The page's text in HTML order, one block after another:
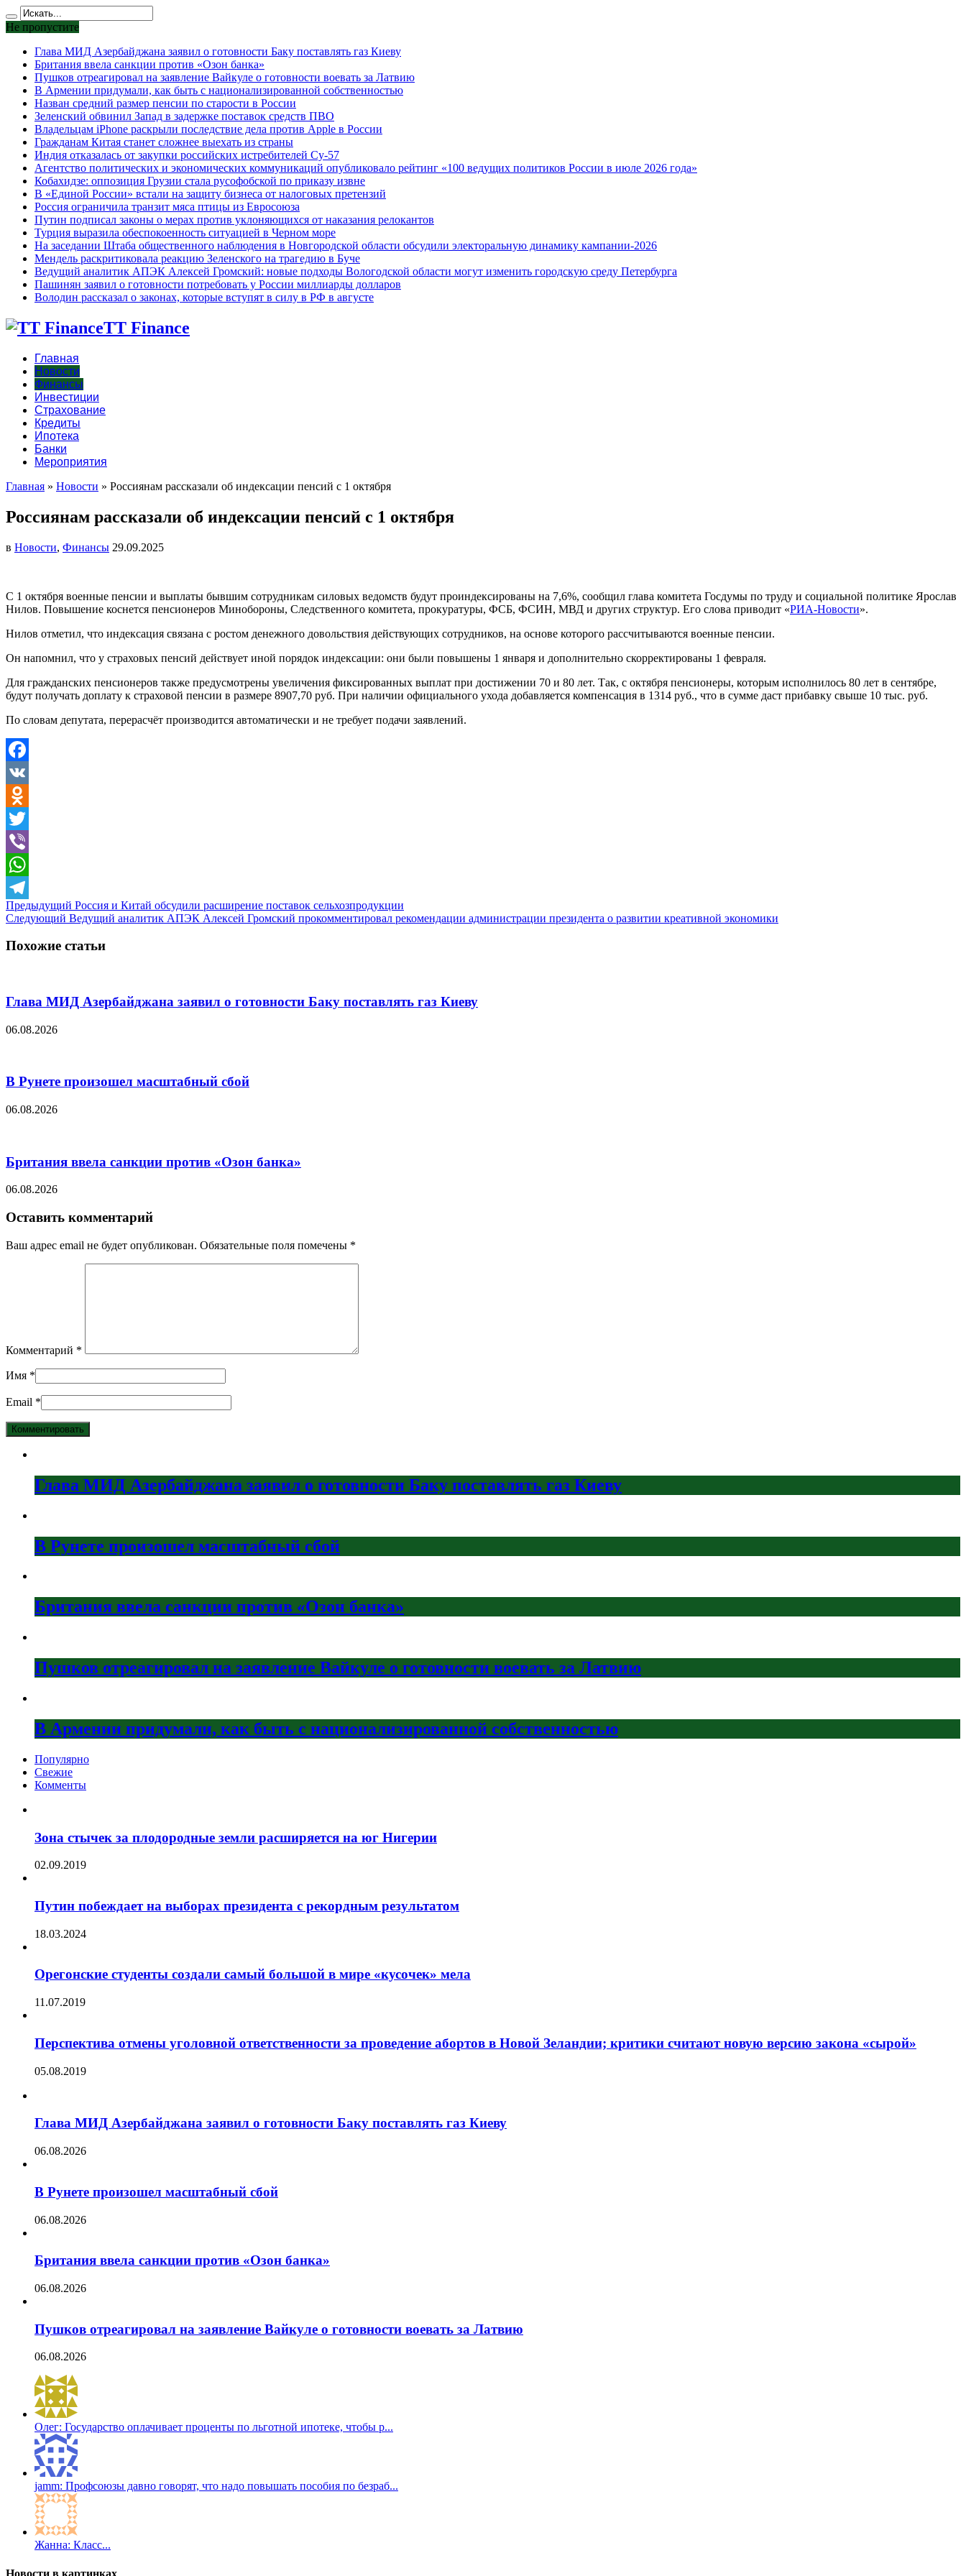
Не пропустите
Глава МИД Азербайджана заявил о готовности Баку поставлять газ Киеву
Британия ввела санкции против «Озон банка»
Пушков отреагировал на заявление Вайкуле о готовности воевать за Латвию
В Армении придумали, как быть с национализированной собственностью
Назван средний размер пенсии по старости в России
Зеленский обвинил Запад в задержке поставок средств ПВО
Владельцам iPhone раскрыли последствие дела против Apple в России
Гражданам Китая станет сложнее выехать из страны
Индия отказалась от закупки российских истребителей Су-57
Агентство политических и экономических коммуникаций опубликовало рейтинг «100 ведущих политиков России в июле 2026 года»
Кобахидзе: оппозиция Грузии стала русофобской по приказу извне
В «Единой России» встали на защиту бизнеса от налоговых претензий
Россия ограничила транзит мяса птицы из Евросоюза
Путин подписал законы о мерах против уклоняющихся от наказания релокантов
Турция выразила обеспокоенность ситуацией в Черном море
На заседании Штаба общественного наблюдения в Новгородской области обсудили электоральную динамику кампании-2026
Мендель раскритиковала реакцию Зеленского на трагедию в Буче
Ведущий аналитик АПЭК Алексей Громский: новые подходы Вологодской области могут изменить городскую среду Петербурга
Пашинян заявил о готовности потребовать у России миллиарды долларов
Володин рассказал о законах, которые вступят в силу в РФ в августе
TT Finance
Главная
Новости
Финансы
Инвестиции
Страхование
Кредиты
Ипотека
Банки
Мероприятия
Главная » Новости » Россиянам рассказали об индексации пенсий с 1 октября
Россиянам рассказали об индексации пенсий с 1 октября
в Новости, Финансы 29.09.2025
С 1 октября военные пенсии и выплаты бывшим сотрудникам силовых ведомств будут проиндексированы на 7,6%, сообщил глава комитета Госдумы по труду и социальной политике Ярослав
Нилов. Повышение коснется пенсионеров Минобороны, Следственного комитета, прокуратуры, ФСБ, ФСИН, МВД и других структур. Его слова приводит «РИА-Новости».
Нилов отметил, что индексация связана с ростом денежного довольствия действующих сотрудников, на основе которого рассчитываются военные пенсии.
Он напомнил, что у страховых пенсий действует иной порядок индексации: они были повышены 1 января и дополнительно скорректированы 1 февраля.
Для гражданских пенсионеров также предусмотрены увеличения фиксированных выплат при достижении 70 и 80 лет. Так, с октября пенсионеры, которым исполнилось 80 лет в сентябре,
будут получать доплату к страховой пенсии в размере 8907,70 руб. При наличии официального ухода добавляется компенсация в 1314 руб., что в сумме даст прибавку свыше 10 тыс. руб.
По словам депутата, перерасчёт производится автоматически и не требует подачи заявлений.
Facebook
VK
Odnoklassniki
Twitter
Viber
WhatsApp
Telegram
Предыдущий Россия и Китай обсудили расширение поставок сельхозпродукции
Следующий Ведущий аналитик АПЭК Алексей Громский прокомментировал рекомендации администрации президента о развитии креативной экономики
Похожие статьи
Глава МИД Азербайджана заявил о готовности Баку поставлять газ Киеву
06.08.2026
В Рунете произошел масштабный сбой
06.08.2026
Британия ввела санкции против «Озон банка»
06.08.2026
Оставить комментарий
Ваш адрес email не будет опубликован. Обязательные поля помечены *
Комментарий *
Имя *
Email *
Глава МИД Азербайджана заявил о готовности Баку поставлять газ Киеву
В Рунете произошел масштабный сбой
Британия ввела санкции против «Озон банка»
Пушков отреагировал на заявление Вайкуле о готовности воевать за Латвию
В Армении придумали, как быть с национализированной собственностью
Популярно
Свежие
Комменты
Зона стычек за плодородные земли расширяется на юг Нигерии
02.09.2019
Путин побеждает на выборах президента с рекордным результатом
18.03.2024
Орегонские студенты создали самый большой в мире «кусочек» мела
11.07.2019
Перспектива отмены уголовной ответственности за проведение абортов в Новой Зеландии; критики считают новую версию закона «сырой»
05.08.2019
Глава МИД Азербайджана заявил о готовности Баку поставлять газ Киеву
06.08.2026
В Рунете произошел масштабный сбой
06.08.2026
Британия ввела санкции против «Озон банка»
06.08.2026
Пушков отреагировал на заявление Вайкуле о готовности воевать за Латвию
06.08.2026
Олег: Государство оплачивает проценты по льготной ипотеке, чтобы р...
jamm: Профсоюзы давно говорят, что надо повышать пособия по безраб...
Жанна: Класс...
Новости в картинках